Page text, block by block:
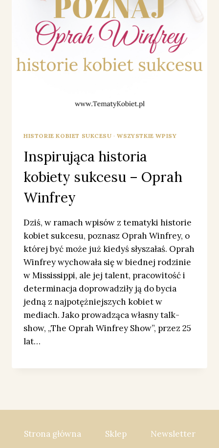
HISTORIE KOBIET SUKCESU ·WSZYSTKIE WPISY
Inspirująca historia
kobiety sukcesu – Oprah
Winfrey
Dziś, w ramach wpisów z tematyki historie
kobiet sukcesu, poznasz Oprah Winfrey, o
której być może już kiedyś słyszałaś. Oprah
Winfrey wychowała się w biednej rodzinie
w Mississippi, ale jej talent, pracowitość i
determinacja doprowadziły ją do bycia
jedną z najpotężniejszych kobiet w
mediach. Jako prowadząca własny talk-
show, „The Oprah Winfrey Show”, przez 25
lat…
Strona główna Sklep
Newsletter